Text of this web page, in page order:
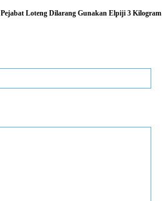
Pejabat Loteng Dilarang Gunakan Elpiji 3 Kilogram